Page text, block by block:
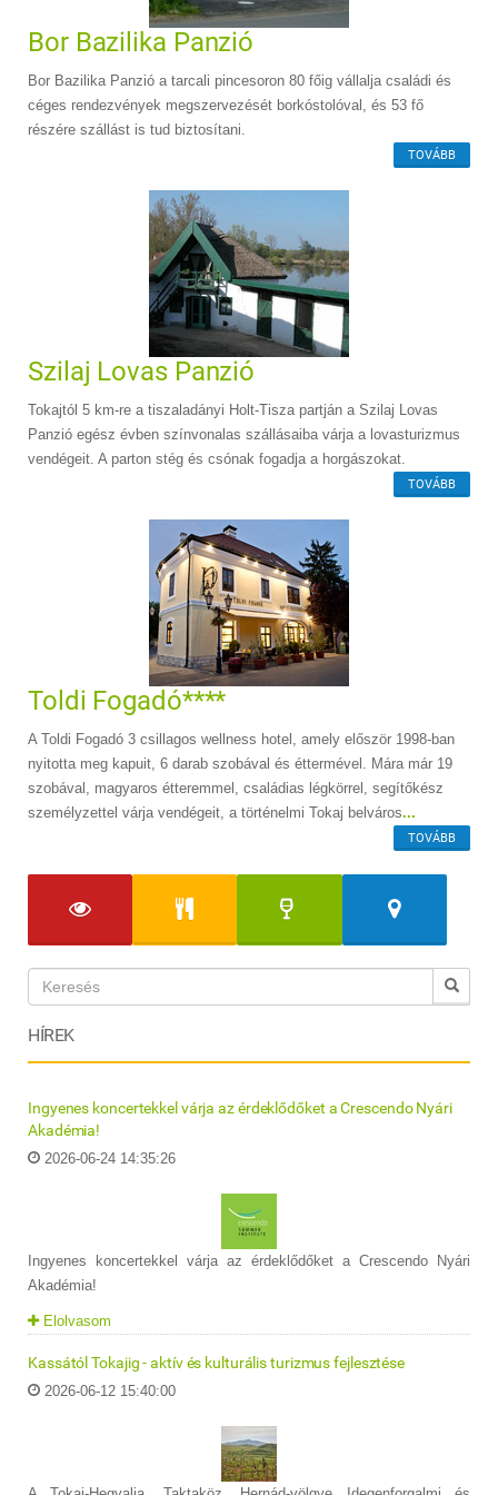
Bor Bazilika Panzió
Bor Bazilika Panzió a tarcali pincesoron 80 főig vállalja családi és
céges rendezvények megszervezését borkóstolóval, és 53 fő
részére szállást is tud biztosítani.
TOVÁBB
Szilaj Lovas Panzió
Tokajtól 5 km-re a tiszaladányi Holt-Tisza partján a Szilaj Lovas
Panzió egész évben színvonalas szállásaiba várja a lovasturizmus
vendégeit. A parton stég és csónak fogadja a horgászokat.
TOVÁBB
Toldi Fogadó****
A Toldi Fogadó 3 csillagos wellness hotel, amely először 1998-ban
nyitotta meg kapuit, 6 darab szobával és éttermével. Mára már 19
szobával, magyaros étteremmel, családias légkörrel, segítőkész
személyzettel várja vendégeit, a történelmi Tokaj belváros...
TOVÁBB
HÍREK
Ingyenes koncertekkel várja az érdeklődőket a Crescendo Nyári
Akadémia!
2026-06-24 14:35:26
Ingyenes koncertekkel várja az érdeklődőket a Crescendo Nyári
Akadémia!
Elolvasom
Kassától Tokajig - aktív és kulturális turizmus fejlesztése
2026-06-12 15:40:00